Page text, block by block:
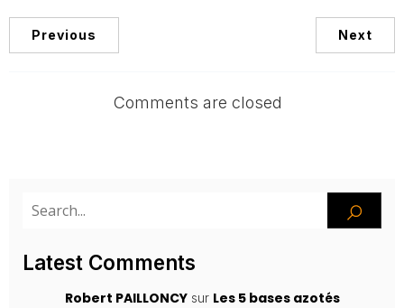
Previous Next
Comments are closed
Latest Comments
Robert PAILLONCYsur Les 5 bases azotés